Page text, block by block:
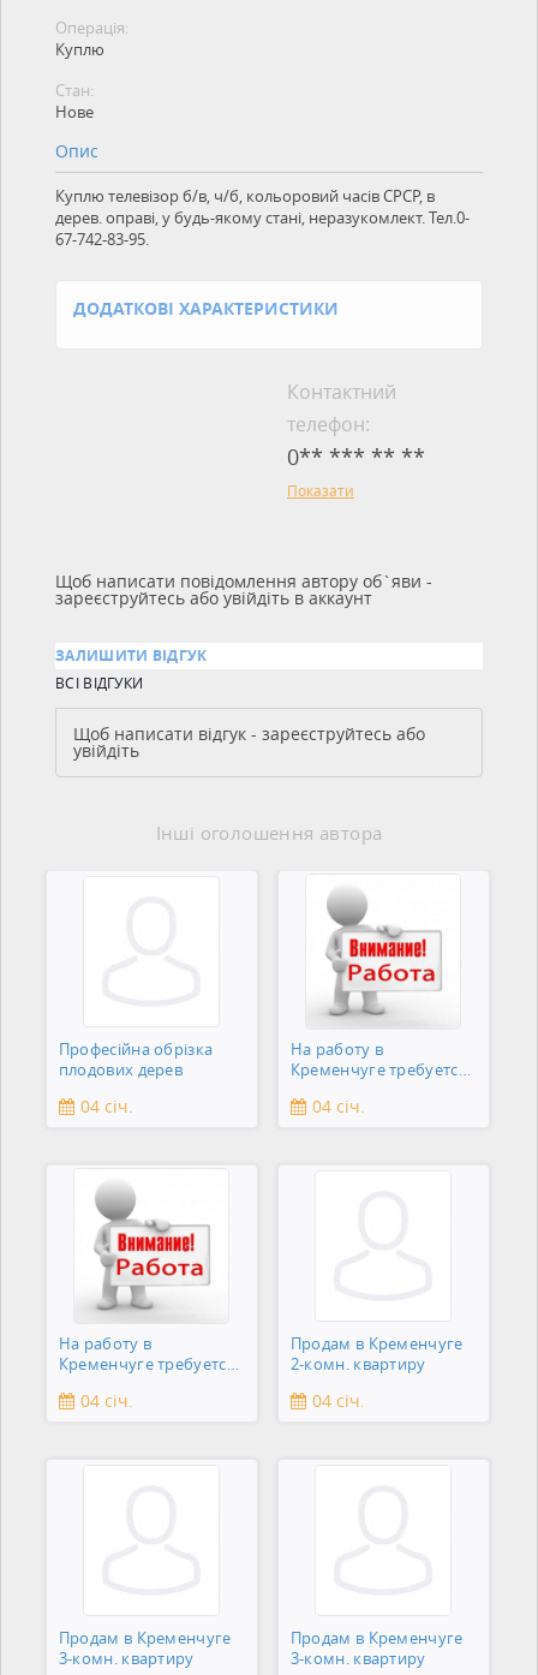
Операція:
Куплю
Стан:
Нове
Опис
Куплю телевізор б/в, ч/б, кольоровий часів СРСР, в
дерев. оправі, у будь-якому стані, неразукомлект. Тел.0-
67-742-83-95.
ДОДАТКОВІ ХАРАКТЕРИСТИКИ
Контактний
телефон:
0** *** ** **
Показати
Щоб написати повідомлення автору об`яви -
зареєструйтесь або увійдіть в аккаунт
ЗАЛИШИТИ ВІДГУК
ВСІ ВІДГУКИ
Щоб написати відгук - зареєструйтесь або
увійдіть
Інші оголошення автора
Професійна обрізка
плодових дерев
04 січ.
На работу в
Кременчуге требуется
04 січ.
На работу в
Кременчуге требуется
04 січ.
Продам в Кременчуге
2-комн. квартиру
04 січ.
Продам в Кременчуге
3-комн. квартиру
Продам в Кременчуге
3-комн. квартиру